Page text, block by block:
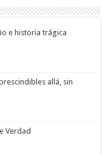
e historia trágica
allá, sin
Verdad